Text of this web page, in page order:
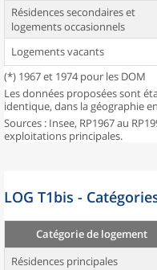
Résidences secondaires et
logements occasionnels
Logements vacants
(*) 1967 et 1974 pour les DOM
Les données proposées sont
identique, dans la géographie
Sources : Insee, RP1967 au
exploitations principales.
LOG T1bis -
Catégorie de logement
Résidences principales